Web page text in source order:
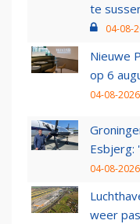
te
04-08-
Nieuwe
op 6
04-08-
Esbjerg:
04-08-
weer